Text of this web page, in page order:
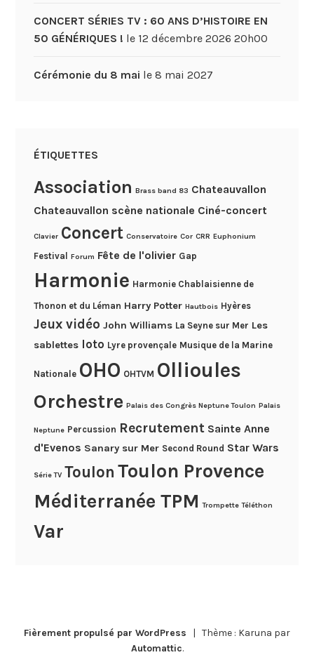
CONCERT SÉRIES TV : 60 ANS D’HISTOIRE EN
50 GÉNÉRIQUES ! le 12 décembre 2026 20h00
Cérémonie du 8 mai le 8 mai 2027
ÉTIQUETTES
Association Brass band 83 Chateauvallon
Chateauvallon scène nationale Ciné-concert
Clavier Concert Conservatoire Cor CRR Euphonium
Festival Forum Fête de l'olivier Gap
Harmonie Harmonie Chablaisienne de
Thonon et du Léman Harry Potter Hautbois Hyères
Jeux vidéo John Williams La Seyne sur Mer Les
sablettes loto Lyre provençale Musique de la Marine
Nationale OHO OHTVM Ollioules
Orchestre Palais des Congrès Neptune Toulon Palais
Neptune Percussion Recrutement Sainte Anne
d'Evenos Sanary sur Mer Second Round Star Wars
Série TV Toulon Toulon Provence
Méditerranée TPM Trompette Téléthon
Var
Fièrement propulsé par WordPress | Thème : Karuna par
Automattic.